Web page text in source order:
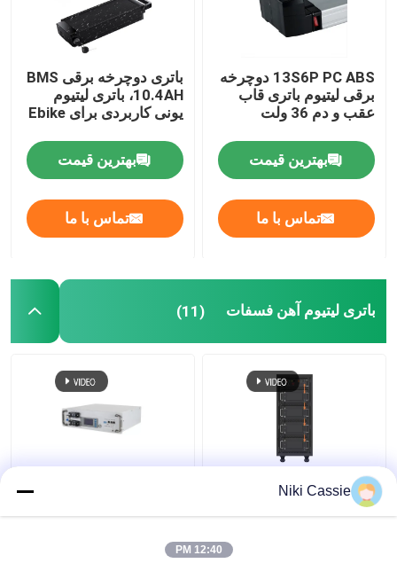
13S6P PC ABS دوچرخه
برقی لیتیوم باتری قاب
عقب و دم 36 ولت
بهترین قیمت
تماس با ما
باتری دوچرخه برقی BMS
10.4AH، باتری لیتیوم
یونی کاربردی برای Ebike
بهترین قیمت
تماس با ما
باتری لیتیوم آهن فسفات (11)
IP40 رک باتری لیتیوم آهن
فسفات برای سیستم های
منشوری
Niki Cassie
12:40 PM